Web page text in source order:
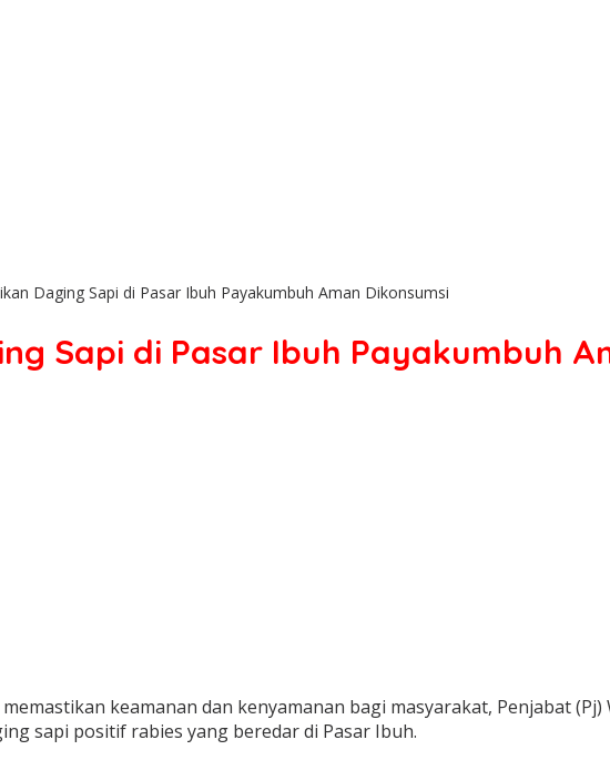
Daging Sapi di Pasar Ibuh Payakumbuh Aman Dikonsumsi
Sapi di Pasar Ibuh Payakumbuh
memastikan keamanan dan kenyamanan bagi masyarakat, Penjabat
sapi positif rabies yang beredar di Pasar Ibuh.